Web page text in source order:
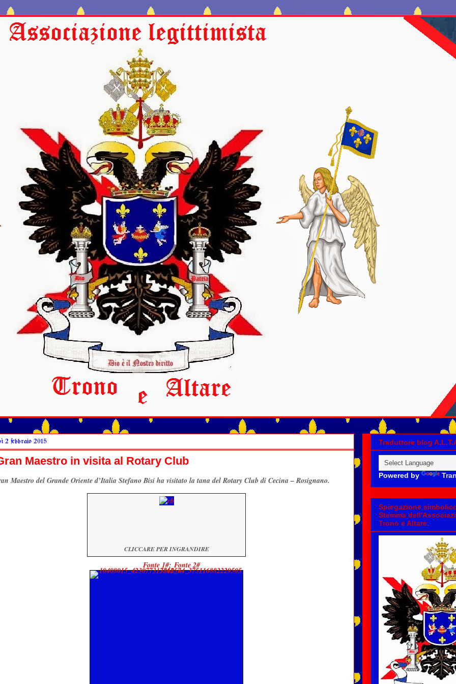
2 febbraio 2015
Maestro in visita al Rotary Club
Maestro del Grande Oriente d’Italia Stefano Bisi ha visitato la tana del Rotary Club di Cecina – Rosignano.
CLICCARE PER INGRANDIRE
Fonte 1#; Fonte 2#
Traduttore blog
Powered by
Spiegazione
Stemma
Trono e Altare.